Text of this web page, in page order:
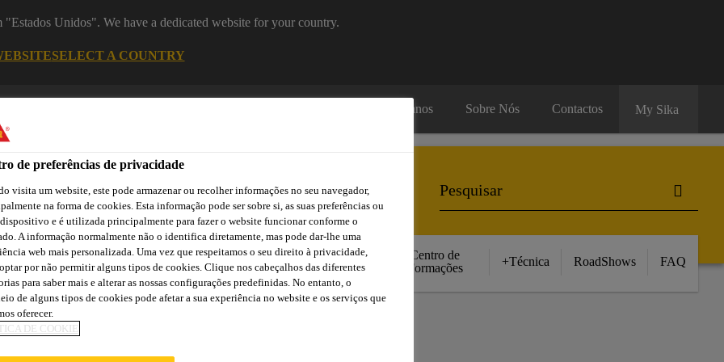
Unidos". We have a dedicated website for your country.
SELECT A COUNTRY
Recursos Humanos Sobre Nós Contactos My Sika
Cidade
Sika
Lojas /
Aplicadores Sika
Transferências
Obras de
Referência
Centro de
Formações
+Técnica RoadShows FAQ
de preferências de privacidade
visita um website, este pode armazenar ou recolher informações no seu navegador,
na forma de cookies. Esta informação pode ser sobre si, as suas preferências ou
e é utilizada principalmente para fazer o website funcionar conforme o
A informação normalmente não o identifica diretamente, mas pode dar-lhe uma
web mais personalizada. Uma vez que respeitamos o seu direito à privacidade,
por não permitir alguns tipos de cookies. Clique nos cabeçalhos das diferentes
para saber mais e alterar as nossas configurações predefinidas. No entanto, o
de alguns tipos de cookies pode afetar a sua experiência no website e os serviços que
oferecer.
DE COOKIE